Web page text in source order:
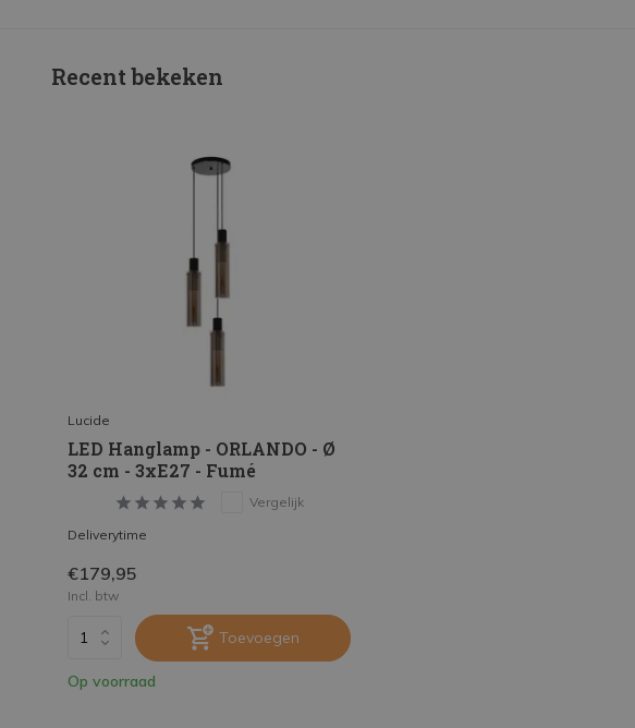
Recent bekeken
Lucide
LED Hanglamp - ORLANDO - Ø
32 cm - 3xE27 - Fumé
Vergelijk
Deliverytime
€179,95
Incl. btw
Toevoegen
Op voorraad